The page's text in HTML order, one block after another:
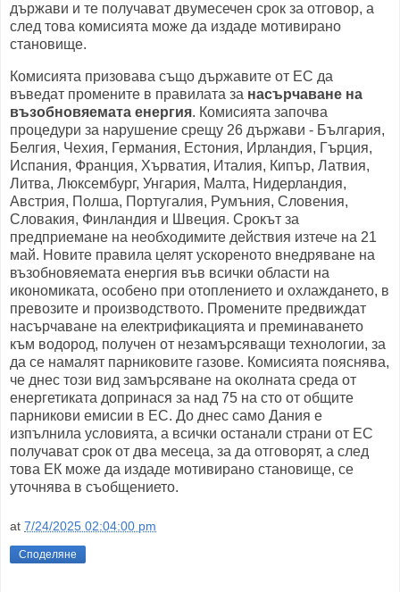
държави и те получават двумесечен срок за отговор, а
след това комисията може да издаде мотивирано
становище.
Комисията призовава също държавите от ЕС да
въведат промените в правилата за насърчаване на
възобновяемата енергия. Комисията започва
процедури за нарушение срещу 26 държави - България,
Белгия, Чехия, Германия, Естония, Ирландия, Гърция,
Испания, Франция, Хърватия, Италия, Кипър, Латвия,
Литва, Люксембург, Унгария, Малта, Нидерландия,
Австрия, Полша, Португалия, Румъния, Словения,
Словакия, Финландия и Швеция. Срокът за
предприемане на необходимите действия изтече на 21
май. Новите правила целят ускореното внедряване на
възобновяемата енергия във всички области на
икономиката, особено при отоплението и охлаждането, в
превозите и производството. Промените предвиждат
насърчаване на електрификацията и преминаването
към водород, получен от незамърсяващи технологии, за
да се намалят парниковите газове. Комисията пояснява,
че днес този вид замърсяване на околната среда от
енергетиката допринася за над 75 на сто от общите
парникови емисии в ЕС. До днес само Дания е
изпълнила условията, а всички останали страни от ЕС
получават срок от два месеца, за да отговорят, а след
това ЕК може да издаде мотивирано становище, се
уточнява в съобщението.
at 7/24/2025 02:04:00 pm
Споделяне